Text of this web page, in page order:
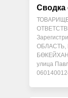
Сводка
ОБЛАСТЬ,
улица Павленко,